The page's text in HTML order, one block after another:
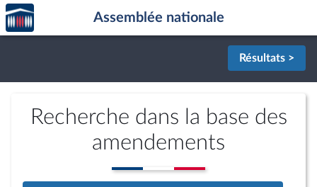
Aller au contenu
Aller en bas de la page
Accèder
à la
page
Assemblée nationale
Résultats >
Recherche dans la base des
amendements